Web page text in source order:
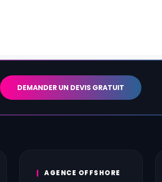
DEMANDER UN DEVIS GRATUIT
AGENCE OFFSHORE